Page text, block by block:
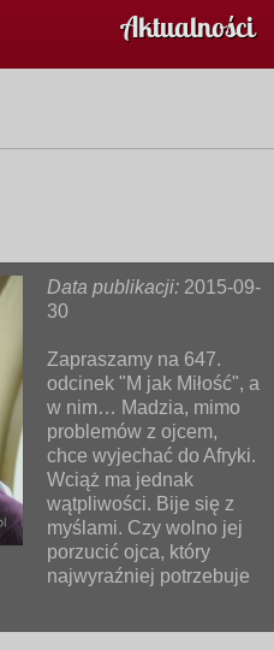
Aktualności
Data publikacji: 2015-09-
30
Zapraszamy na 647.
odcinek "M jak Miłość", a
w nim… Madzia, mimo
problemów z ojcem,
chce wyjechać do Afryki.
Wciąż ma jednak
wątpliwości. Bije się z
myślami. Czy wolno jej
porzucić ojca, który
najwyraźniej potrzebuje